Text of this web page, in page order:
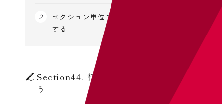
セクション単位でページ設定を変更
する
Section44. 行間/段落の間隔を変更しよ
う